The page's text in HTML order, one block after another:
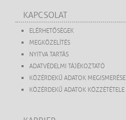
KAPCSOLAT
ELÉRHETŐSÉGEK
MEGKÖZELÍTÉS
NYITVA TARTÁS
ADATVÉDELMI TÁJÉKOZTATÓ
KÖZÉRDEKŰ ADATOK MEGISMERÉSE
KÖZÉRDEKŰ ADATOK KÖZZÉTÉTELE